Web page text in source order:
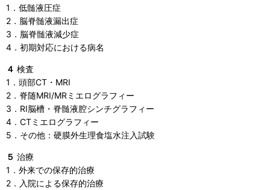
1．低髄液圧症
2．脳脊髄液漏出症
3．脳脊髄液減少症
4．初期対応における病名
４ 検査
1．頭部CT・MRI
2．脊随MRI/MRミエログラフィー
3．RI脳槽・脊髄液腔シンチグラフィー
4．CTミエログラフィー
5．その他：硬膜外生理食塩水注入試験
５ 治療
1．外来での保存的治療
2．入院による保存的治療